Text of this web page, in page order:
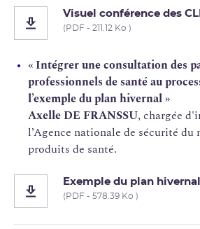
Visuel conférence des
(PDF - 211.12 Ko )
« Intégrer une consultation des
professionnels de santé au
l’exemple du plan hivernal »
Axelle DE FRANSSU, chargée
l’Agence nationale de sécurité du
produits de santé.
Exemple du plan hivernal
(PDF - 578.39 Ko )